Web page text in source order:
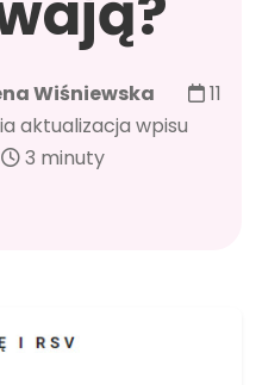
Wiśniewska
11
aktualizacja wpisu
3 minuty